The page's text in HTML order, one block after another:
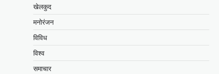
खेलकुद
मनोरंजन
विविध
विश्व
समाचार